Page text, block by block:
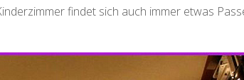
findet sich auch immer etwas